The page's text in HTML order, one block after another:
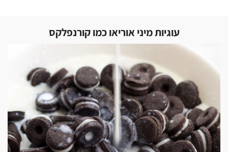
עוגיות מיני אוריאו כמו קורנפלקס